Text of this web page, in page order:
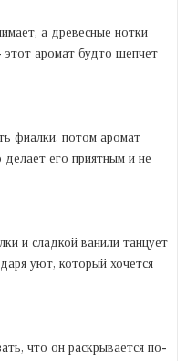
а древесные нотки
аромат будто шепчет
фиалки, потом аромат
делает его приятным и не
и сладкой ванили танцует
уют, который хочется
что он раскрывается по-